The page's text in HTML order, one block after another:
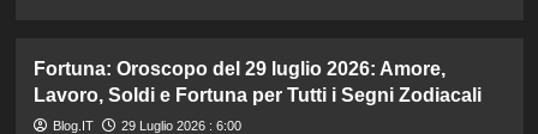
Fortuna: Oroscopo del 29 luglio 2026: Amore,
Lavoro, Soldi e Fortuna per Tutti i Segni Zodiacali
Blog.IT 29 Luglio 2026 : 6:00